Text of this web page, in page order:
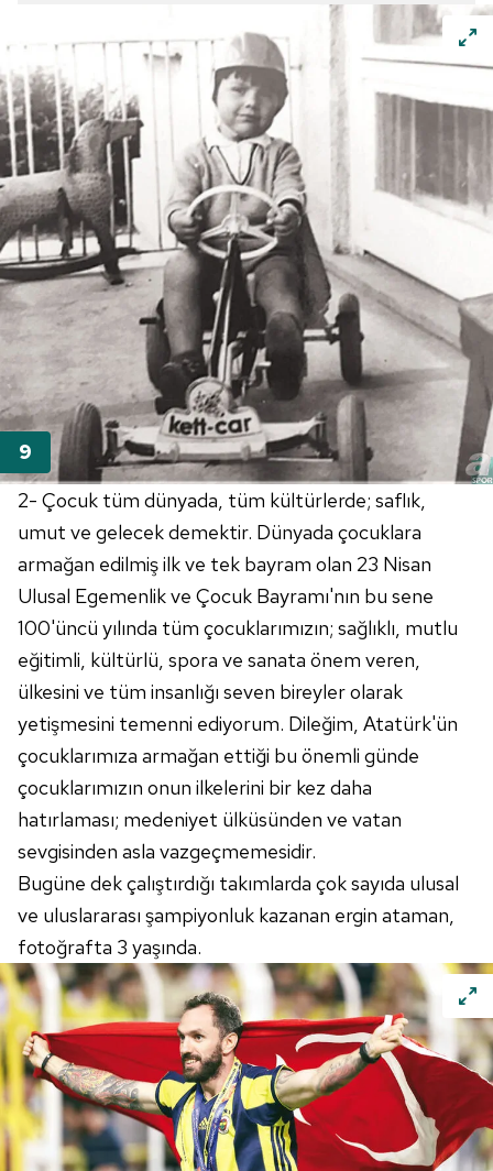
2- Çocuk tüm dünyada, tüm kültürlerde; saflık,
umut ve gelecek demektir. Dünyada çocuklara
armağan edilmiş ilk ve tek bayram olan 23 Nisan
Ulusal Egemenlik ve Çocuk Bayramı'nın bu sene
100'üncü yılında tüm çocuklarımızın; sağlıklı, mutlu
eğitimli, kültürlü, spora ve sanata önem veren,
ülkesini ve tüm insanlığı seven bireyler olarak
yetişmesini temenni ediyorum. Dileğim, Atatürk'ün
çocuklarımıza armağan ettiği bu önemli günde
çocuklarımızın onun ilkelerini bir kez daha
hatırlaması; medeniyet ülküsünden ve vatan
sevgisinden asla vazgeçmemesidir.
Bugüne dek çalıştırdığı takımlarda çok sayıda ulusal
ve uluslararası şampiyonluk kazanan ergin ataman,
fotoğrafta 3 yaşında.